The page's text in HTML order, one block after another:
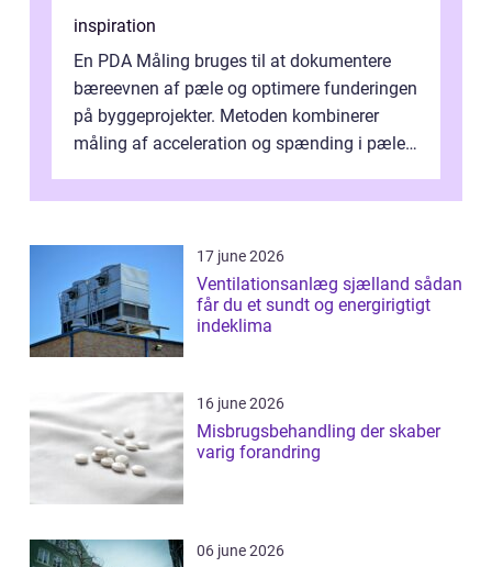
inspiration
En PDA Måling bruges til at dokumentere
bæreevnen af pæle og optimere funderingen
på byggeprojekter. Metoden kombinerer
måling af acceleration og spænding i pælen,
17 june 2026
Ventilationsanlæg sjælland sådan
får du et sundt og energirigtigt
indeklima
16 june 2026
Misbrugsbehandling der skaber
varig forandring
06 june 2026